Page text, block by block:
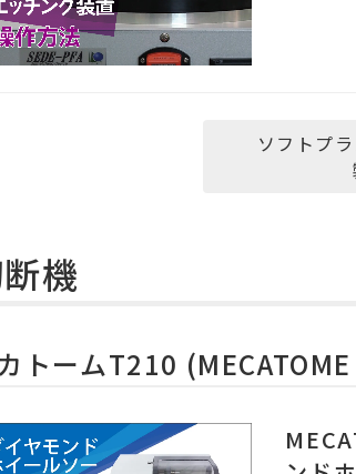
ソフトプ
機
トームT210